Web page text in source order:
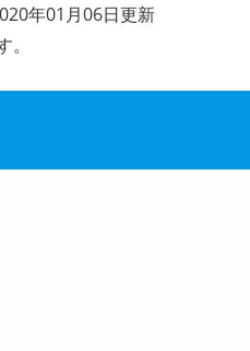
年01月06日更新